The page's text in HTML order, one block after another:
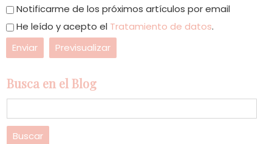
Busca en el Blog
Notificarme de los próximos artículos por email
He leído y acepto el Tratamiento de datos.